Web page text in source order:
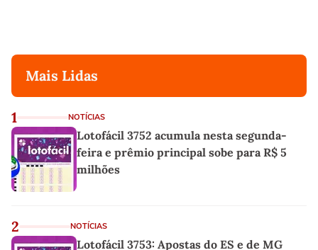
Mais Lidas
1 NOTÍCIAS
Lotofácil 3752 acumula nesta segunda-
feira e prêmio principal sobe para R$ 5
milhões
2 NOTÍCIAS
Lotofácil 3753: Apostas do ES e de MG